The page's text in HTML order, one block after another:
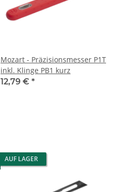
Mozart - Präzisionsmesser P1T
inkl. Klinge PB1 kurz
12,79 € *
AUF LAGER